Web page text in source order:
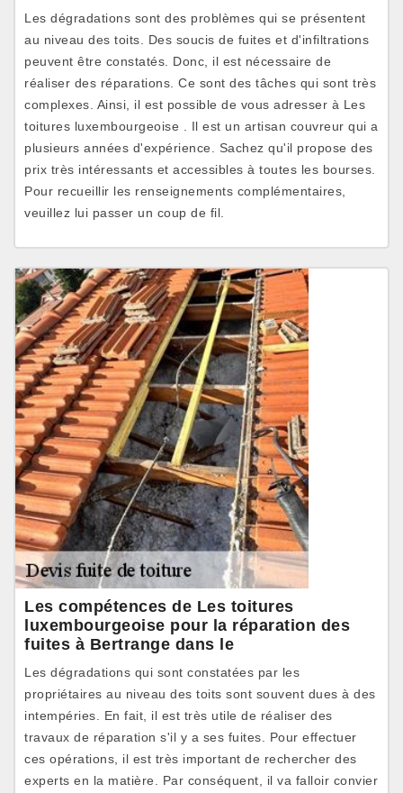
Les dégradations sont des problèmes qui se présentent
au niveau des toits. Des soucis de fuites et d'infiltrations
peuvent être constatés. Donc, il est nécessaire de
réaliser des réparations. Ce sont des tâches qui sont très
complexes. Ainsi, il est possible de vous adresser à Les
toitures luxembourgeoise . Il est un artisan couvreur qui a
plusieurs années d'expérience. Sachez qu'il propose des
prix très intéressants et accessibles à toutes les bourses.
Pour recueillir les renseignements complémentaires,
veuillez lui passer un coup de fil.
Les compétences de Les toitures
luxembourgeoise pour la réparation des
fuites à Bertrange dans le
Les dégradations qui sont constatées par les
propriétaires au niveau des toits sont souvent dues à des
intempéries. En fait, il est très utile de réaliser des
travaux de réparation s'il y a ses fuites. Pour effectuer
ces opérations, il est très important de rechercher des
experts en la matière. Par conséquent, il va falloir convier